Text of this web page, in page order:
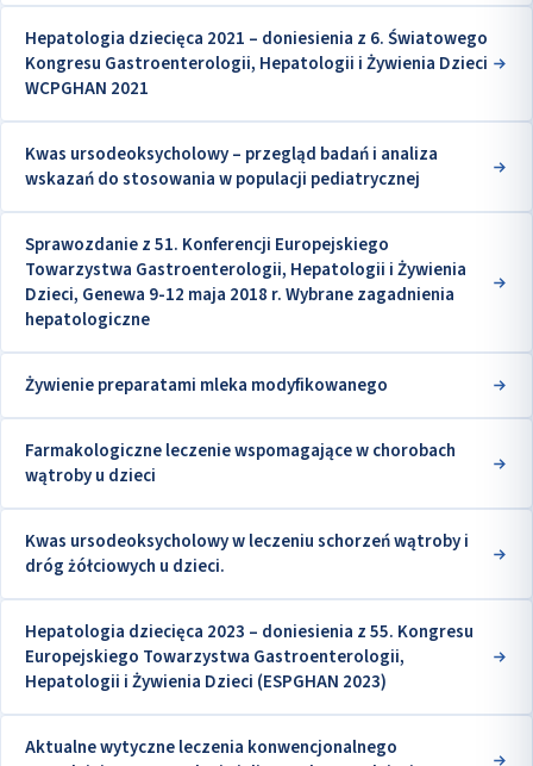
Hepatologia dziecięca 2021 – doniesienia z 6. Światowego
Kongresu Gastroenterologii, Hepatologii i Żywienia Dzieci
WCPGHAN 2021
Kwas ursodeoksycholowy – przegląd badań i analiza
wskazań do stosowania w populacji pediatrycznej
Sprawozdanie z 51. Konferencji Europejskiego
Towarzystwa Gastroenterologii, Hepatologii i Żywienia
Dzieci, Genewa 9-12 maja 2018 r. Wybrane zagadnienia
hepatologiczne
Żywienie preparatami mleka modyfikowanego
Farmakologiczne leczenie wspomagające w chorobach
wątroby u dzieci
Kwas ursodeoksycholowy w leczeniu schorzeń wątroby i
dróg żółciowych u dzieci.
Hepatologia dziecięca 2023 – doniesienia z 55. Kongresu
Europejskiego Towarzystwa Gastroenterologii,
Hepatologii i Żywienia Dzieci (ESPGHAN 2023)
Aktualne wytyczne leczenia konwencjonalnego